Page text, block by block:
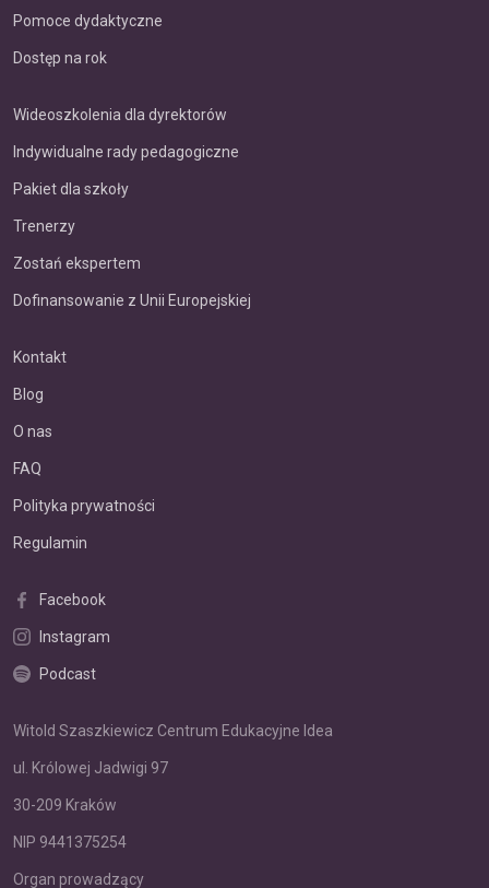
Pomoce dydaktyczne
Dostęp na rok
Wideoszkolenia dla dyrektorów
Indywidualne rady pedagogiczne
Pakiet dla szkoły
Trenerzy
Zostań ekspertem
Dofinansowanie z Unii Europejskiej
Kontakt
Blog
O nas
FAQ
Polityka prywatności
Regulamin
Facebook
Instagram
Podcast
Witold Szaszkiewicz Centrum Edukacyjne Idea
ul. Królowej Jadwigi 97
30-209 Kraków
NIP 9441375254
Organ prowadzący